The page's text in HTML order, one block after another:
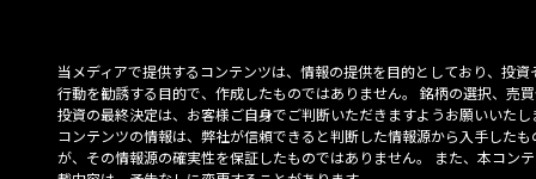
当メディアで提供するコンテンツは、情報の提供を目的としており、投資
行動を勧誘する目的で、作成したものではありません。 銘柄の選択、売
投資の最終決定は、お客様ご自身でご判断いただきますようお願いいたし
コンテンツの情報は、弊社が信頼できると判断した情報源から入手したも
が、その情報源の確実性を保証したものではありません。 また、本コン